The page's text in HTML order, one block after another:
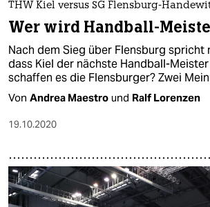
THW Kiel versus SG Flensburg-
Wer wird Handball-
Nach dem Sieg über Flensburg spricht
dass Kiel der nächste Handball-
schaffen es die Flensburger? Zwei
Von Andrea Maestro und Ralf Lorenzen
19.10.2020